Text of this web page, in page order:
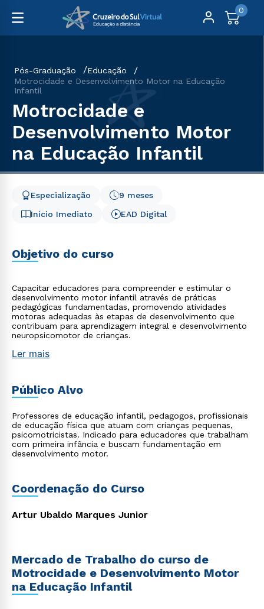
0
Pós-Graduação
Educação
Motrocidade e Desenvolvimento Motor na Educação
Infantil
Motrocidade e
Desenvolvimento Motor
na Educação Infantil
Início Imediato
9 meses
Especialização
EAD Digital
Objetivo do curso
Capacitar educadores para compreender e estimular o
desenvolvimento motor infantil através de práticas
pedagógicas fundamentadas, promovendo atividades
motoras adequadas às etapas de desenvolvimento que
contribuam para aprendizagem integral e desenvolvimento
neuropsicomotor de crianças.
Ler mais
Público Alvo
Professores de educação infantil, pedagogos, profissionais
de educação física que atuam com crianças pequenas,
psicomotricistas. Indicado para educadores que trabalham
com primeira infância e buscam fundamentação em
desenvolvimento motor.
Coordenação do Curso
Artur Ubaldo Marques Junior
Mercado de Trabalho do curso de
Motrocidade e Desenvolvimento Motor
na Educação Infantil